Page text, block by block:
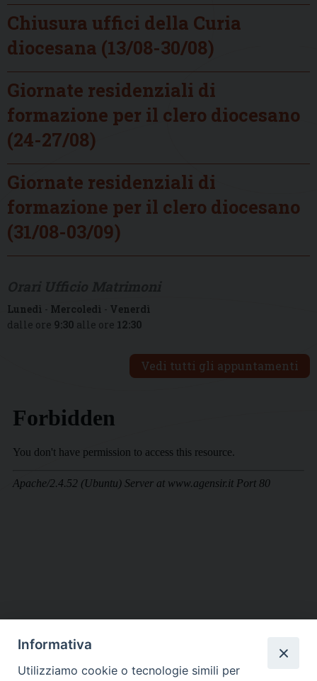
Chiusura uffici della Curia
diocesana (13/08-30/08)
Giornate residenziali di
formazione per il clero diocesano
(24-27/08)
Giornate residenziali di
formazione per il clero diocesano
(31/08-03/09)
Lunedì - Mercoledì - Venerdì
dalle ore 9:30 alle ore 12:30
Vedi tutti gli appuntamenti
DIOCESI SUBURBICARIA DI ALBANO
Informativa
Utilizziamo cookie o tecnologie simili per